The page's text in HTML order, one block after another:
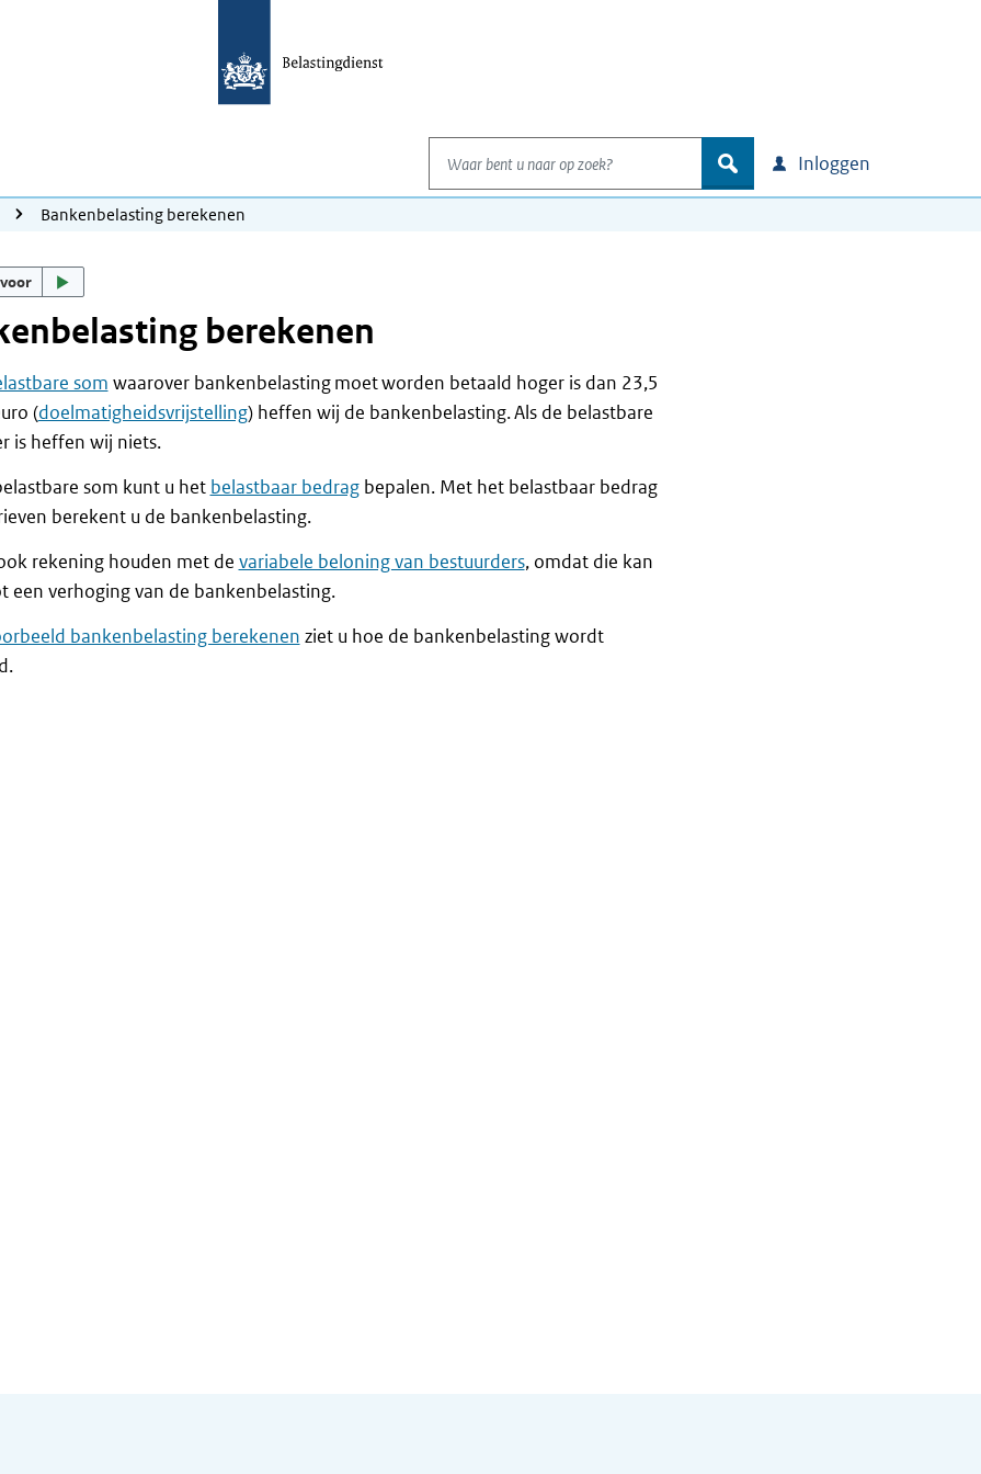
Waar bent u naar op zoek?
zoek Inloggen
Bankenbelasting berekenen
berekenen
som waarover bankenbelasting moet worden betaald hoger is dan 23,5
(doelmatigheidsvrijstelling) heffen wij de bankenbelasting. Als de belastbare
is heffen wij niets.
som kunt u het belastbaar bedragbepalen. Met het belastbaar bedrag
berekent u de bankenbelasting.
rekening houden met de variabele beloning van bestuurders, omdat die kan
een verhoging van de bankenbelasting.
bankenbelasting berekenen ziet u hoe de bankenbelasting wordt